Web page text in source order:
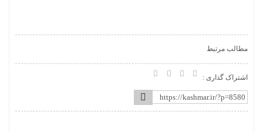
مطالب مرتبط
اشتراک گذاری :